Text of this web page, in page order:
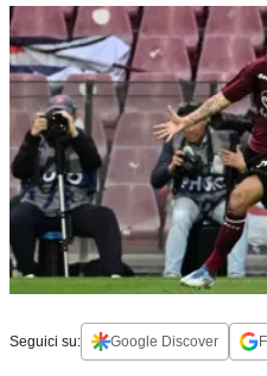
Seguici su: Google Discover